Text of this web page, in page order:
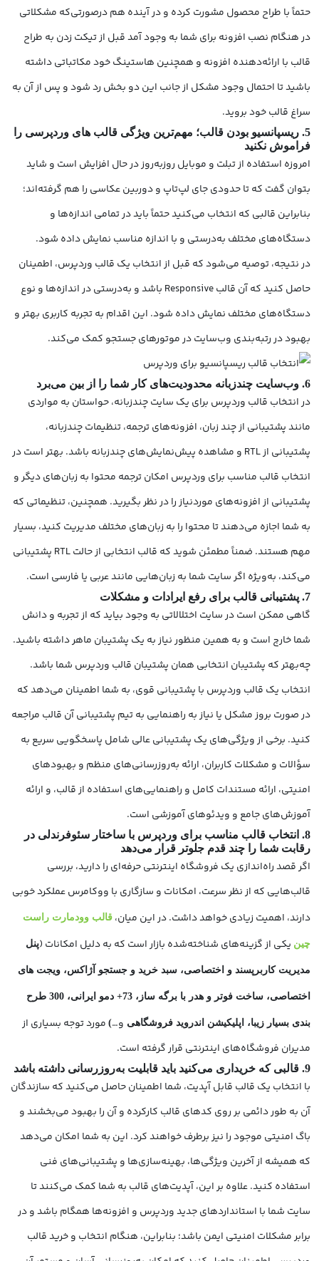
حتماً با طراح محصول مشورت کرده و در آینده هم درصورتی‌که مشکلاتی
در هنگام نصب افزونه برای شما به وجود آمد قبل از تیکت زدن به طراح
قالب با ارائه‌دهنده افزونه و همچنین هاستینگ خود مکاتباتی داشته
باشید تا احتمال وجود مشکل از جانب این دو بخش رد شود و پس از آن به
سراغ قالب خود بروید.
5. ریسپانسیو بودن قالب؛ مهم‌ترین ویژگی قالب های وردپرسی را
فراموش نکنید
امروزه استفاده از تبلت و موبایل روزبه‌روز در حال افزایش است و شاید
بتوان گفت که تا حدودی جای لپ‌تاپ و دوربین عکاسی را هم گرفته‌اند؛
بنابراین قالبی که انتخاب می‌کنید حتماً باید در تمامی اندازه‌ها و
دستگاه‌های مختلف به‌درستی و با اندازه مناسب نمایش داده شود.
در نتیجه، توصیه می‌شود که قبل از انتخاب یک قالب وردپرس، اطمینان
حاصل کنید که آن قالب Responsive باشد و به‌درستی در اندازه‌ها و نوع
دستگاه‌های مختلف نمایش داده شود. این اقدام به تجربه کاربری بهتر و
بهبود در رتبه‌بندی وب‌سایت در موتورهای جستجو کمک می‌کند.
6. وب‌سایت چندزبانه محدودیت‌های کار شما را از بین می‌برد
در انتخاب قالب وردپرس برای یک سایت چندزبانه، حواستان به مواردی
مانند پشتیبانی از چند زبان، افزونه‌های ترجمه، تنظیمات چندزبانه،
پشتیبانی از RTL و مشاهده پیش‌نمایش‌های چندزبانه باشد. بهتر است در
انتخاب قالب مناسب برای وردپرس امکان ترجمه محتوا به زبان‌های دیگر و
پشتیبانی از افزونه‌های موردنیاز را در نظر بگیرید. همچنین، تنظیماتی که
به شما اجازه می‌دهند تا محتوا را به زبان‌های مختلف مدیریت کنید، بسیار
مهم هستند. ضمناً مطمئن شوید که قالب انتخابی از حالت RTL پشتیبانی
می‌کند، به‌ویژه اگر سایت شما به زبان‌هایی مانند عربی یا فارسی است.
7. پشتیبانی قالب برای رفع ایرادات و مشکلات
گاهی ممکن است در سایت اختلالاتی به وجود بیاید که از تجربه و دانش
شما خارج است و به همین منظور نیاز به یک پشتیبان ماهر داشته باشید.
چه‌بهتر که پشتیبان انتخابی همان پشتیبان قالب وردپرس شما باشد.
انتخاب یک قالب وردپرس با پشتیبانی قوی، به شما اطمینان می‌دهد که
در صورت بروز مشکل یا نیاز به راهنمایی به تیم پشتیبانی آن قالب مراجعه
کنید. برخی از ویژگی‌های یک پشتیبانی عالی شامل پاسخگویی سریع به
سؤالات و مشکلات کاربران، ارائه به‌روزرسانی‌های منظم و بهبودهای
امنیتی، ارائه مستندات کامل و راهنمایی‌های استفاده از قالب، و ارائه
آموزش‌های جامع و ویدئوهای آموزشی است.
8. انتخاب قالب مناسب برای وردپرس با ساختار سئوفرندلی در
رقابت شما را چند قدم جلوتر قرار می‌دهد
اگر قصد راه‌اندازی یک فروشگاه اینترنتی حرفه‌ای را دارید، بررسی
قالب‌هایی که از نظر سرعت، امکانات و سازگاری با ووکامرس عملکرد خوبی
دارند، اهمیت زیادی خواهد داشت. در این میان، قالب وودمارت راست
چین یکی از گزینه‌های شناخته‌شده بازار است که به دلیل امکانات (پنل
مدیریت کاربرپسند و اختصاصی، سبد خرید و جستجو آژاکس، ویجت های
اختصاصی، ساخت فوتر و هدر با برگه ساز، 73+ دمو ایرانی، 300 طرح
بندی بسیار زیبا، اپلیکیشن اندروید فروشگاهی و…) مورد توجه بسیاری از
مدیران فروشگاه‌های اینترنتی قرار گرفته است.
9. قالبی که خریداری می‌کنید باید قابلیت به‌روزرسانی داشته باشد
با انتخاب یک قالب قابل آپدیت، شما اطمینان حاصل می‌کنید که سازندگان
آن به طور دائمی بر روی کدهای قالب کارکرده و آن را بهبود می‌بخشند و
باگ امنیتی موجود را نیز برطرف خواهند کرد. این به شما امکان می‌دهد
که همیشه از آخرین ویژگی‌ها، بهینه‌سازی‌ها و پشتیبانی‌های فنی
استفاده کنید. علاوه بر این، آپدیت‌های قالب به شما کمک می‌کنند تا
سایت شما با استانداردهای جدید وردپرس و افزونه‌ها همگام باشد و در
برابر مشکلات امنیتی ایمن باشد؛ بنابراین، هنگام انتخاب و خرید قالب